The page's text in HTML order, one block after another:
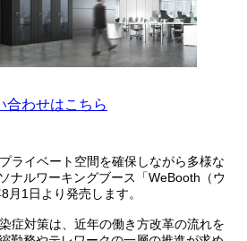
わせはこちら
ライベート空間を確保しながら多様な
ナルワーキングブース「WeBooth（ウ
月1日より発売します。
症対策は、近年の働き方改革の流れを